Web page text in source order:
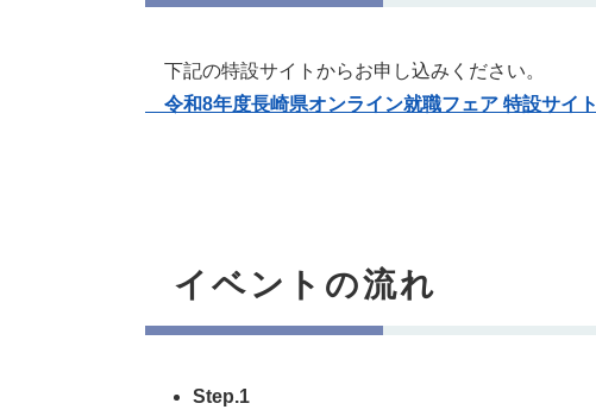
下記の特設サイトからお申し込みください。
令和8年度長崎県オンライン就職フェア 特設サイト
イベントの流れ
Step.1